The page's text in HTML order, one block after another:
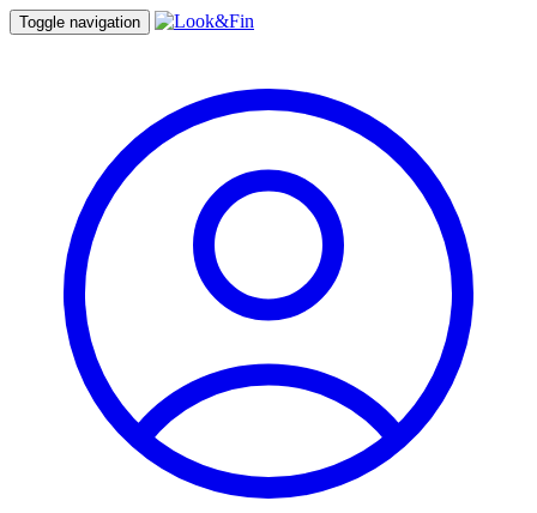
Toggle navigation